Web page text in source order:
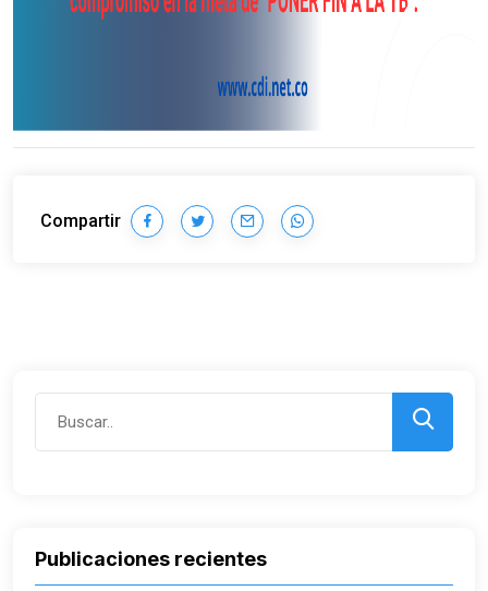
Compartir
Publicaciones recientes